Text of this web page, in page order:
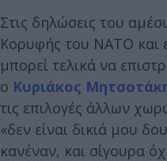
Στις δηλώσεις του
Κορυφής του ΝΑΤΟ και
μπορεί τελικά να
ο Κυριάκος
τις επιλογές άλλων
«δεν είναι δικιά μου
κανέναν, και σίγουρα